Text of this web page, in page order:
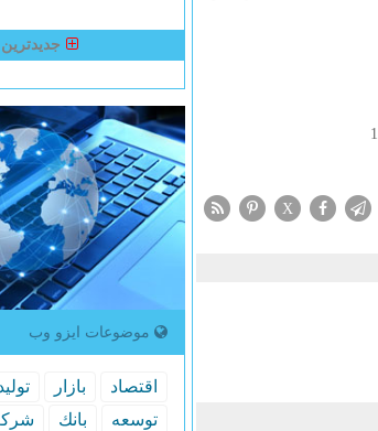
X
جدیدترین
موضوعات ایزو وب
اقتصاد بازار
توسعه
بانك